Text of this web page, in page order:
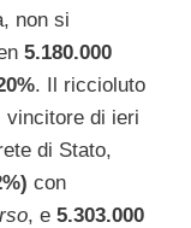
non si
5.180.000
. Il riccioluto
vincitore di ieri
di Stato,
con
, e 5.303.000